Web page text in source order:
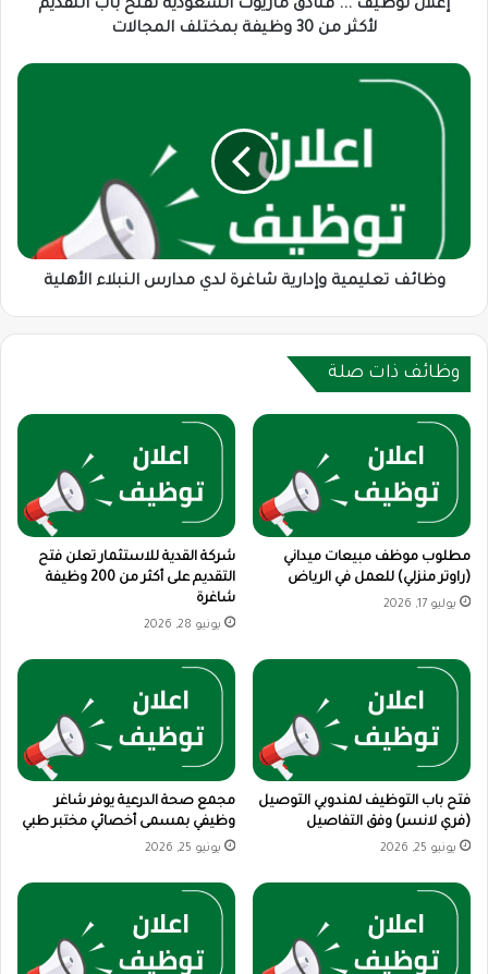
وظيفة
بمختلف
المجالات
إعلان توظيف ... فنادق ماريوت السعودية تفتح باب التقديم
لأكثر من 30 وظيفة بمختلف المجالات
وظائف
تعليمية
وإدارية
وظائف تعليمية وإدارية شاغرة لدي مدارس النبلاء الأهلية
وظائف ذات صلة
مطلوب موظف مبيعات ميداني
(راوتر منزلي) للعمل في الرياض
يوليو 17, 2026
شركة القدية للاستثمار تعلن فتح
التقديم على أكثر من 200 وظيفة
شاغرة
يونيو 28, 2026
فتح باب التوظيف لمندوبي التوصيل
(فري لانسر) وفق التفاصيل
يونيو 25, 2026
مجمع صحة الدرعية يوفر شاغر
وظيفي بمسمى أخصائي مختبر طبي
يونيو 25, 2026